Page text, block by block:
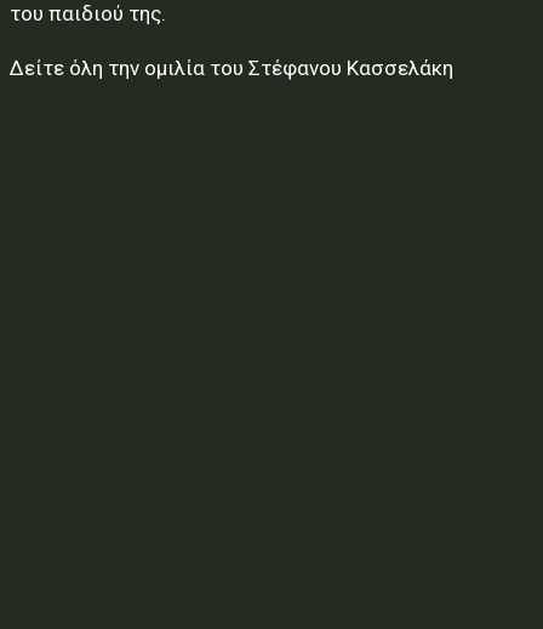
του παιδιού της.
Δείτε όλη την ομιλία του Στέφανου Κασσελάκη